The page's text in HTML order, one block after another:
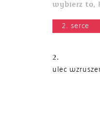
wybierz to,
2. serce
2.
ulec